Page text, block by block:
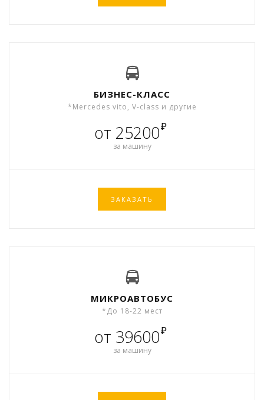
БИЗНЕС-КЛАСС
*Mercedes vito, V-class и другие
от 25200₽
за машину
ЗАКАЗАТЬ
МИКРОАВТОБУС
*До 18-22 мест
от 39600₽
за машину